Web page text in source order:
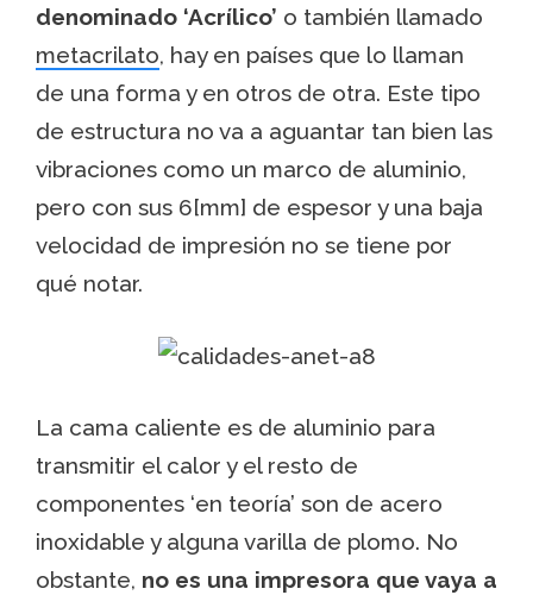
denominado ‘Acrílico’ o también llamado
metacrilato, hay en países que lo llaman
de una forma y en otros de otra. Este tipo
de estructura no va a aguantar tan bien las
vibraciones como un marco de aluminio,
pero con sus 6[mm] de espesor y una baja
velocidad de impresión no se tiene por
qué notar.
La cama caliente es de aluminio para
transmitir el calor y el resto de
componentes ‘en teoría’ son de acero
inoxidable y alguna varilla de plomo. No
obstante, no es una impresora que vaya a